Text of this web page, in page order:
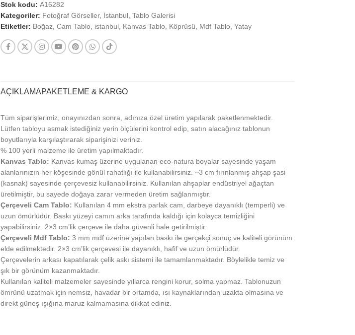
Stok kodu: A16282
Kategoriler: Fotoğraf Görseller, İstanbul Tablo Galerisi
Etiketler: Boğaz Cam Tablo istanbul Kanvas Tablo Köprüsü Mdf Tablo Yatay
AÇIKLAMAPAKETLEME & KARGO
Tüm siparişlerimiz, onayınızdan sonra, adınıza özel üretim yapılarak paketlenmektedir.
Lütfen tabloyu asmak istediğiniz yerin ölçülerini kontrol edip, satın alacağınız tablonun
boyutlarıyla karşılaştırarak siparişinizi veriniz.
% 100 yerli malzeme ile üretim yapılmaktadır.
Kanvas Tablo: Kanvas kumaş üzerine uygulanan eco-natura boyalar sayesinde yaşam
alanlarınızın her köşesinde gönül rahatlığı ile kullanabilirsiniz. ~3 cm fırınlanmış ahşap şasi
(kasnak) sayesinde çerçevesiz kullanabilirsiniz. Kullanılan ahşaplar endüstriyel ağaçtan
üretilmiştir, bu sayede doğaya zarar vermeden üretim sağlanmıştır.
Çerçeveli Cam Tablo: Kullanılan 4 mm ekstra parlak cam, darbeye dayanıklı (temperli) ve
uzun ömürlüdür. Baskı yüzeyi camın arka tarafında kaldığı için kolayca temizliğini
yapabilirsiniz. 2×3 cm’lik çerçeve ile daha güvenli hale getirilmiştir.
Çerçeveli Mdf Tablo: 3 mm mdf üzerine yapılan baskı ile gerçekçi sonuç ve kaliteli görünüm
elde edilmektedir. 2×3 cm’lik çerçevesi ile dayanıklı, hafif ve uzun ömürlüdür.
Çerçevelerin arkası kapatılarak çelik askı sistemi ile tamamlanmaktadır. Böylelikle temiz ve
şık bir görünüm kazanmaktadır.
Kullanılan kaliteli malzemeler sayesinde yıllarca rengini korur, solma yapmaz. Tablonuzun
ömrünü uzatmak için nemsiz, havadar bir ortamda, ısı kaynaklarından uzakta olmasına ve
direkt güneş ışığına maruz kalmamasına dikkat ediniz.